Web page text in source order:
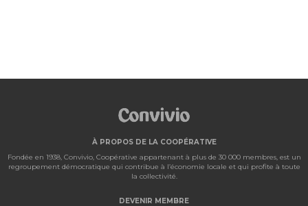
À PROPOS DE LA COOPÉRATIVE
Fondée en 1938, Convivio, Coopérative appartenant à plus de 30 000 membres, est un
regroupement démocratique qui contribue à l’économie locale et qui profite à toute
la collectivité.
DEVENIR MEMBRE